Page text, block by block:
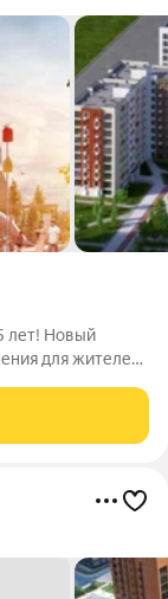
лет! Новый
для жителей